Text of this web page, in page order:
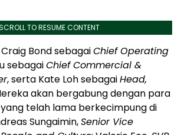
TO RESUME CONTENT
Bond sebagaiChief Operating
sebagaiChief Commercial &
, serta Kate Loh sebagaiHead,
akan bergabung dengan para
telah lama berkecimpung di
Sungaimin,Senior Vice